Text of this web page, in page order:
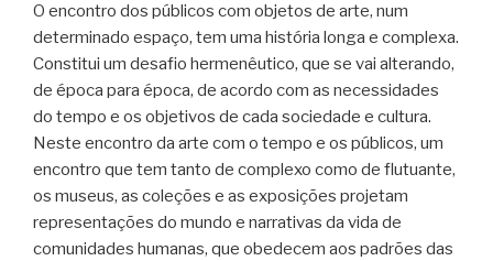
O encontro dos públicos com objetos de arte, num
determinado espaço, tem uma história longa e complexa.
Constitui um desafio hermenêutico, que se vai alterando,
de época para época, de acordo com as necessidades
do tempo e os objetivos de cada sociedade e cultura.
Neste encontro da arte com o tempo e os públicos, um
encontro que tem tanto de complexo como de flutuante,
os museus, as coleções e as exposições projetam
representações do mundo e narrativas da vida de
comunidades humanas, que obedecem aos padrões das